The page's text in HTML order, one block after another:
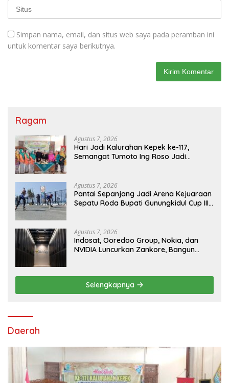
Simpan nama, email, dan situs web saya pada peramban ini
untuk komentar saya berikutnya.
Ragam
Agustus 7, 2026
Hari Jadi Kalurahan Kepek ke-117,
Semangat Tumoto Ing Roso Jadi
Agustus 7, 2026
Pantai Sepanjang Jadi Arena Kejuaraan
Sepatu Roda Bupati Gunungkidul Cup III
Agustus 7, 2026
Indosat, Ooredoo Group, Nokia, dan
NVIDIA Luncurkan Zankore, Bangun
Selengkapnya
Daerah